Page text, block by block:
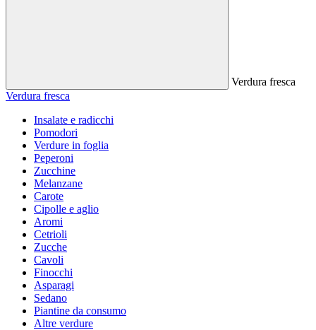
Verdura fresca
Verdura fresca
Insalate e radicchi
Pomodori
Verdure in foglia
Peperoni
Zucchine
Melanzane
Carote
Cipolle e aglio
Aromi
Cetrioli
Zucche
Cavoli
Finocchi
Asparagi
Sedano
Piantine da consumo
Altre verdure